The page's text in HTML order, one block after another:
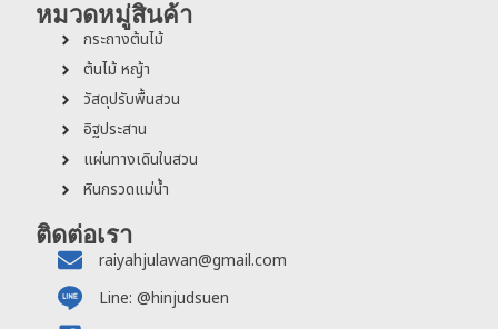
หมวดหมู่สินค้า
กระถางต้นไม้
ต้นไม้ หญ้า
วัสดุปรับพื้นสวน
อิฐประสาน
แผ่นทางเดินในสวน
หินกรวดแม่น้ำ
ติดต่อเรา
raiyahjulawan@gmail.com
Line: @hinjudsuen